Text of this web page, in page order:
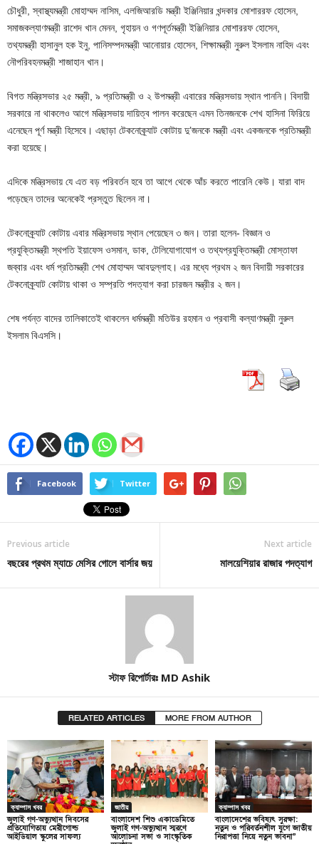
চৌধুরী, স্বাস্থ্যমন্ত্রী মোহাম্মদ নাসিম, এলজিআরডি মন্ত্রী ইঞ্জিনিয়ার খন্দকার মোশাররফ হোসেন,
সমাজকল্যাণমন্ত্রী রাশেদ খান মেনন, গৃহায়ন ও গণপূর্তমন্ত্রী ইঞ্জিনিয়ার মোশাররফ হোসেন,
তথ্যমন্ত্রী হাসানুল হক ইনু, পানিসম্পদমন্ত্রী আনোয়ার হোসেন, শিক্ষামন্ত্রী নুরুল ইসলাম নাহিদ এবং
নৌপরিবহনমন্ত্রী শাজাহান খান।
বিগত মন্ত্রিসভার ২৫ মন্ত্রী, ৯ প্রতিমন্ত্রী ও ২ উপমন্ত্রী এবারের মন্ত্রিসভায় স্থান পাননি। বিদায়ী
সরকারে না থাকলেও আগে মন্ত্রিসভায় দায়িত্ব পালন করেছেন এমন তিনজনকে শেখ হাসিনা ফিরিয়ে
এনেছেন পূর্ণ মন্ত্রী হিসেবে। এছাড়া টেকনোক্র্যাট কোটায় দু’জনকে মন্ত্রী এবং একজনকে প্রতিমন্ত্রী
করা হয়েছে।
এদিকে মন্ত্রিসভায় যে এত বড় পরিবর্তন হবে তা আগে থেকে আঁচ করতে পারেনি কেউ। যারা বাদ
পড়েছেন তাদের অনেকেই প্রস্তুত ছিলেন না।
টেকনোক্র্যাট কোটায় এবার মন্ত্রিসভায় স্থান পেয়েছেন ৩ জন। তারা হলেন- বিজ্ঞান ও
প্রযুক্তিমন্ত্রী স্থপতি ইয়াফেস ওসমান, ডাক, টেলিযোগাযোগ ও তথ্যপ্রযুক্তিমন্ত্রী মোস্তাফা
জব্বার এবং ধর্ম প্রতিমন্ত্রী শেখ মোহাম্মদ আবদুল্লাহ। এর মধ্যে প্রথম ২ জন বিদায়ী সরকারের
টেকনোক্র্যাট কোটায় থাকা ও সম্প্রতি পদত্যাগ করা চারজন মন্ত্রীর ২ জন।
শেষ পর্যন্ত বাদের তালিকাতেই থাকলেন ধর্মমন্ত্রী মতিউর রহমান ও প্রবাসী কল্যাণমন্ত্রী নুরুল
ইসলাম বিএসসি।
Facebook Twitter
Previous article
বছরের প্রথম ম্যাচে মেসির গোলে বার্সার জয়
Next article
মালয়েশিয়ার রাজার পদত্যাগ
স্টাফ রিপোর্টারঃ MD Ashik
RELATED ARTICLES MORE FROM AUTHOR
ক্যাম্পাস খবর
জুলাই গণ-অভ্যুত্থান দিবসের
প্রতিযোগিতায় মেরীগোল্ড
আইডিয়াল স্কুলের সাফল্য
জাতীয়
বাংলাদেশ শিশু একাডেমিতে
জুলাই গণ-অভ্যুত্থান স্মরণে
আলোচনা সভা ও সাংস্কৃতিক
ক্যাম্পাস খবর
বাংলাদেশের ভবিষ্যৎ সুরক্ষা:
নতুন ও পরিবর্তনশীল যুগে জাতীয়
নিরাপত্তা নিয়ে নতুন ভাবনা”